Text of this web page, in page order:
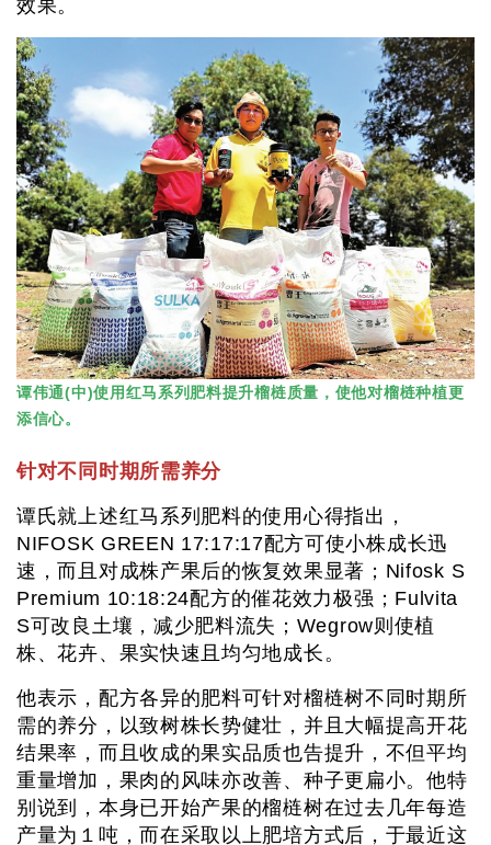
效果。
谭伟通(中)使用红马系列肥料提升榴梿质量，使他对榴梿种植更
添信心。
针对不同时期所需养分
谭氏就上述红马系列肥料的使用心得指出，
NIFOSK GREEN 17:17:17配方可使小株成长迅
速，而且对成株产果后的恢复效果显著；Nifosk S
Premium 10:18:24配方的催花效力极强；Fulvita
S可改良土壤，减少肥料流失；Wegrow则使植
株、花卉、果实快速且均匀地成长。
他表示，配方各异的肥料可针对榴梿树不同时期所
需的养分，以致树株长势健壮，并且大幅提高开花
结果率，而且收成的果实品质也告提升，不但平均
重量增加，果肉的风味亦改善、种子更扁小。他特
别说到，本身已开始产果的榴梿树在过去几年每造
产量为１吨，而在采取以上肥培方式后，于最近这